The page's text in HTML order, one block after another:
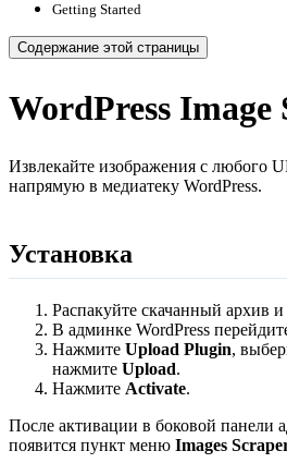
Getting Started
Содержание этой страницы
WordPress Image
Извлекайте изображения с любого
напрямую в медиатеку WordPress.
Установка
Распакуйте скачанный архив
В админке WordPress
Нажмите Upload Plugin,
нажмите Upload.
Нажмите Activate.
После активации в боковой панели
появится пункт меню Images